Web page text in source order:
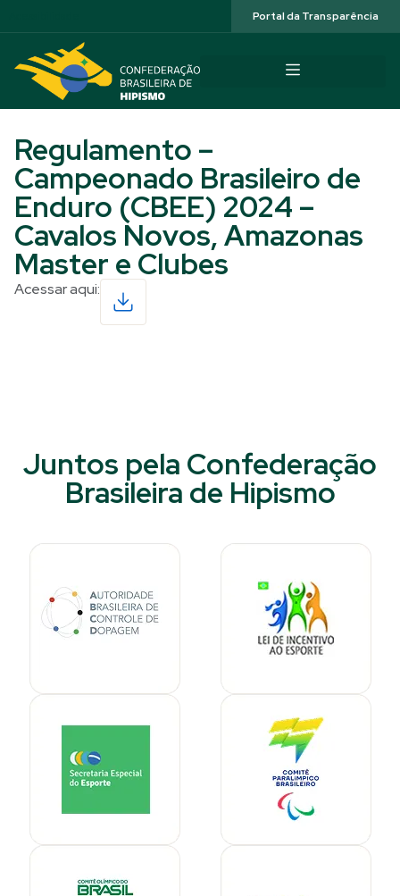
Portal da Transparência
Regulamento –
Campeonado Brasileiro de
Enduro (CBEE) 2024 –
Cavalos Novos, Amazonas
Master e Clubes
Acessar aqui:
Juntos pela Confederação
Brasileira de Hipismo